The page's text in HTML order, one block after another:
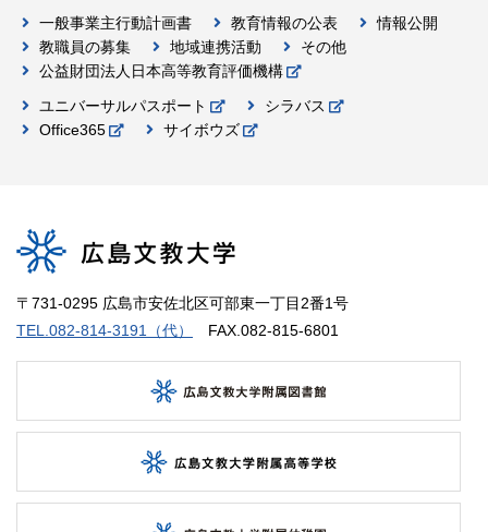
一般事業主行動計画書 教育情報の公表
情報公開
教職員の募集
地域連携活動
その他
公益財団法人日本高等教育評価機構
ユニバーサルパスポート
シラバス
Office365
サイボウズ
〒731-0295 広島市安佐北区可部東一丁目2番1号
TEL.082-814-3191（代）
FAX.082-815-6801